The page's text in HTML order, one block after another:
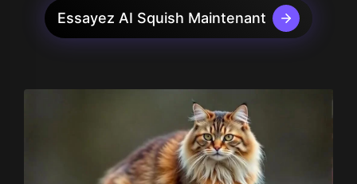
Essayez AI Squish Maintenant